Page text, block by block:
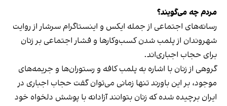
مردم چه می‌گویند؟
رسانه‎‌های اجتماعی از جمله ایکس و اینستاگرام سرشار از روایت
شهروندان از پلمب شدن کسب‌وکارها و فشار اجتماعی بر زنان
برای حجاب اجباری‌اند.
گروهی از زنان با اشاره به پلمب کافه و رستوران‌ها و جریمه‌های
موجود، بر این باورند تنها زمانی می‌توان گفت حجاب اجباری در
ایران برچیده شده که زنان بتوانند آزادانه با پوشش دلخواه خود